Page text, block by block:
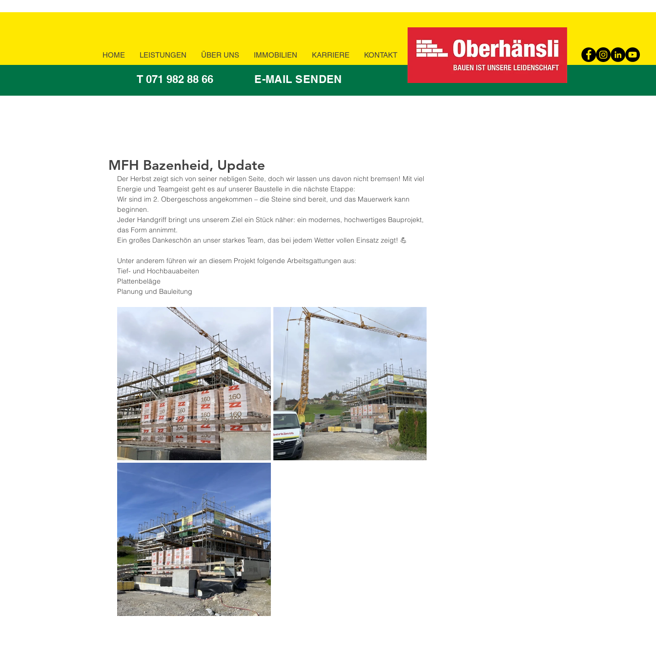
T 071 982 88 66 E-MAIL SENDEN
HOME LEISTUNGEN ÜBER UNS IMMOBILIEN KARRIERE KONTAKT
MFH Bazenheid, Update
Der Herbst zeigt sich von seiner nebligen Seite, doch wir lassen uns davon nicht bremsen! Mit viel
Energie und Teamgeist geht es auf unserer Baustelle in die nächste Etappe:
Wir sind im 2. Obergeschoss angekommen – die Steine sind bereit, und das Mauerwerk kann
beginnen.
Jeder Handgriff bringt uns unserem Ziel ein Stück näher: ein modernes, hochwertiges Bauprojekt,
das Form annimmt.
Ein großes Dankeschön an unser starkes Team, das bei jedem Wetter vollen Einsatz zeigt! 💪
Unter anderem führen wir an diesem Projekt folgende Arbeitsgattungen aus:
Tief- und Hochbauabeiten
Plattenbeläge
Planung und Bauleitung